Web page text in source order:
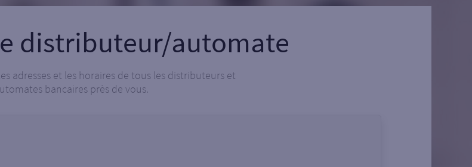
distributeur/automate
adresses et les horaires de tous les distributeurs et
bancaires près de vous.